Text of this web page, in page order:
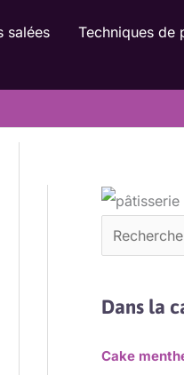
salées
Techniques de
Dans la
Cake